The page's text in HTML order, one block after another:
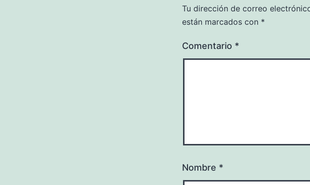
Tu dirección de correo
están marcados con *
Comentario *
Nombre *